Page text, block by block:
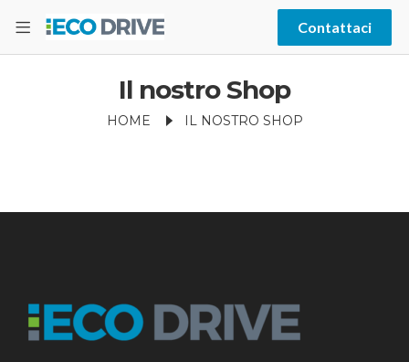
Contattaci
Il nostro Shop
HOME IL NOSTRO SHOP